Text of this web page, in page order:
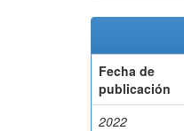
Fecha de
publicación
2022